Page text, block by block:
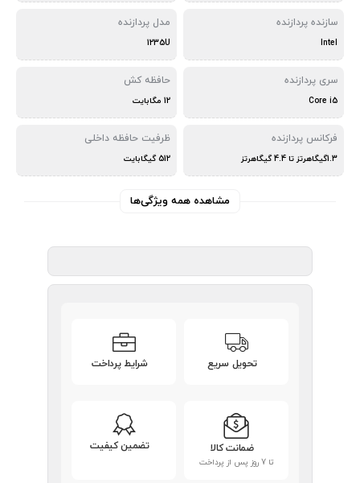
سازنده پردازنده
Intel
مدل پردازنده
1235U
سری پردازنده
Core i5
حافظه کش
12 مگابایت
فرکانس پردازنده
1.3گیگاهرتز تا 4.4 گیگاهرتز
ظرفیت حافظه داخلی
512 گیگابایت
مشاهده همه ویژگی‌ها
تحویل سریع شرایط پرداخت
ضمانت کالا
تا 7 روز پس از پرداخت
تضمین کیفیت